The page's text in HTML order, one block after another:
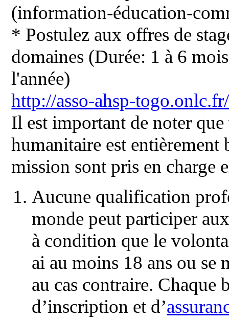
(information-éducation-
* Postulez aux offres de
domaines (Durée: 1 à 6
l'année)
http://asso-ahsp-
Il est important de noter
humanitaire est entièrement
mission sont pris en charge
Aucune qualification
monde peut participer
à condition que le
ai au moins 18 ans ou se
au cas contraire. Chaque
d’inscription et d’